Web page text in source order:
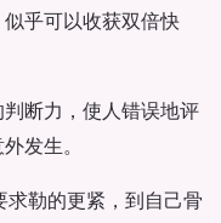
乎可以收获双倍快
断力，使人错误地评
发生。
勒的更紧，到自己骨